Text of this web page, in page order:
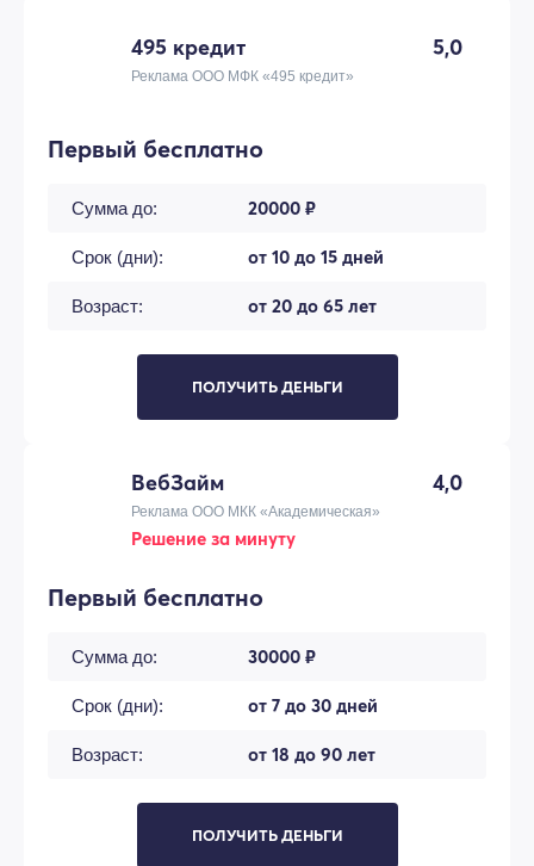
495 кредит 5,0
Реклама ООО МФК «495 кредит»
Первый бесплатно
Сумма до: 20000 ₽
Срок (дни): от 10 до 15 дней
Возраст: от 20 до 65 лет
ПОЛУЧИТЬ ДЕНЬГИ
ВебЗайм 4,0
Реклама ООО МКК «Академическая»
Решение за минуту
Первый бесплатно
Сумма до: 30000 ₽
Срок (дни): от 7 до 30 дней
Возраст: от 18 до 90 лет
ПОЛУЧИТЬ ДЕНЬГИ